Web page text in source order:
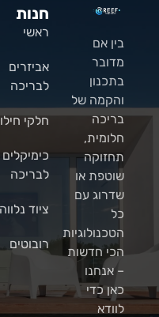
בין אם
מדובר
בתכנון
והקמה של
בריכה
חלומית,
תחזוקה
שוטפת או
שדרוג עם
כל
הטכנולוגיות
הכי חדשות
– אנחנו
כאן כדי
לוודא
חנות
ראשי
אביזרים
לבריכה
חלקי
כימיקלים
לבריכה
ציוד נלווה
רובוטים